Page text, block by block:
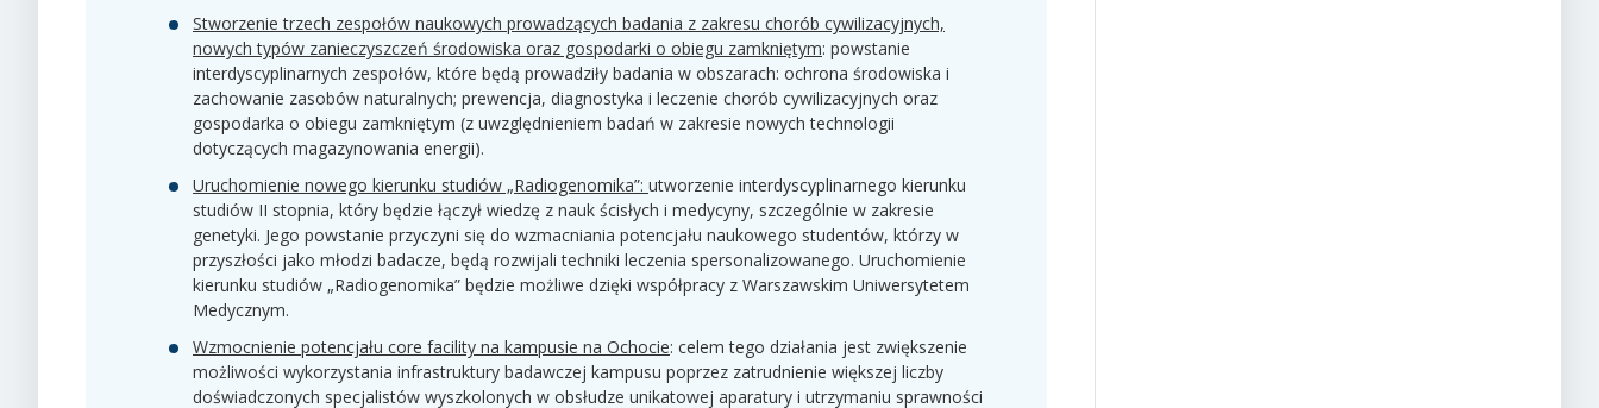
Stworzenie trzech zespołów naukowych prowadzących badania z zakresu chorób cywilizacyjnych,
nowych typów zanieczyszczeń środowiska oraz gospodarki o obiegu zamkniętym: powstanie
interdyscyplinarnych zespołów, które będą prowadziły badania w obszarach: ochrona środowiska i
zachowanie zasobów naturalnych; prewencja, diagnostyka i leczenie chorób cywilizacyjnych oraz
gospodarka o obiegu zamkniętym (z uwzględnieniem badań w zakresie nowych technologii
dotyczących magazynowania energii).
Uruchomienie nowego kierunku studiów „Radiogenomika”: utworzenie interdyscyplinarnego kierunku
studiów II stopnia, który będzie łączył wiedzę z nauk ścisłych i medycyny, szczególnie w zakresie
genetyki. Jego powstanie przyczyni się do wzmacniania potencjału naukowego studentów, którzy w
przyszłości jako młodzi badacze, będą rozwijali techniki leczenia spersonalizowanego. Uruchomienie
kierunku studiów „Radiogenomika” będzie możliwe dzięki współpracy z Warszawskim Uniwersytetem
Medycznym.
Wzmocnienie potencjału core facility na kampusie na Ochocie: celem tego działania jest zwiększenie
możliwości wykorzystania infrastruktury badawczej kampusu poprzez zatrudnienie większej liczby
doświadczonych specjalistów wyszkolonych w obsłudze unikatowej aparatury i utrzymaniu sprawności